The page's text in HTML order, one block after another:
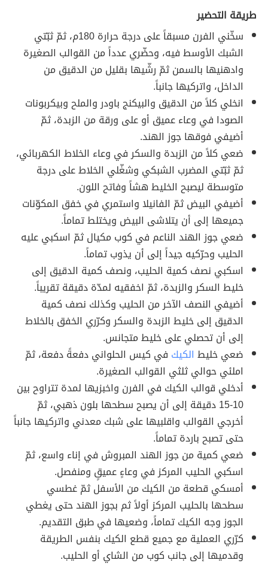
طريقة التحضير
سخّني الفرن مسبقاً على درجة حرارة 180م، ثمّ ثبّتي
الشبك الأوسط فيه، وحضّري عدداً من القوالب الصغيرة
وادهنيها بالسمن ثمّ رشّيها بقليل من الدقيق من
الداخل، واتركيها جانباً.
انخلي كلاً من الدقيق والبيكنج باودر والملح وبيكربونات
الصودا في وعاء عميق أو على ورقة من الزبدة، ثمّ
أضيفي فوقها جوز الهند.
ضعي كلاً من الزبدة والسكر في وعاء الخلاط الكهربائي،
ثمّ ثبّتي المضرب الشبكي وشغّلي الخلاط على درجة
متوسطة ليصبح الخليط هشاً وفاتح اللون.
أضيفي البيض ثمّ الفانيلا واستمري في خفق المكوّنات
جميعها إلى أن يتلاشى البيض ويختلط تماماً.
ضعي جوز الهند الناعم في كوب مكيال ثمّ اسكبي عليه
الحليب وحرّكيه جيداً إلى أن يذوب تماماً.
اسكبي نصف كمية الحليب، ونصف كمية الدقيق إلى
خليط السكر والزبدة، ثمّ اخفقيه لمدّة دقيقة تقريباً.
أضيفي النصف الآخر من الحليب وكذلك نصف كمية
الدقيق إلى خليط الزبدة والسكر وكرّري الخفق بالخلاط
إلى أن تحصلي على خليط متجانس.
ضعي خليط الكيك في كيس الحلواني دفعةً دفعة، ثمّ
املئي حوالي ثلثي القوالب الصغيرة.
أدخلي قوالب الكيك في الفرن واخبزيها لمدة تتراوح بين
10-15 دقيقة إلى أن يصبح سطحها بلون ذهبي، ثمّ
أخرجي القوالب واقلبيها على شبك معدني واتركيها جانباً
حتى تصبح باردة تماماً.
ضعي كمية من جوز الهند المبروش في إناء واسع، ثمّ
اسكبي الحليب المركز في وعاءٍ عميقٍ ومنفصل.
أمسكي قطعة من الكيك من الأسفل ثمّ غطسي
سطحها بالحليب المركز أولاً ثم بجوز الهند حتى يغطي
الجوز وجه الكيك تماماً، وضعيها في طبق التقديم.
كرّري العملية مع جميع قطع الكيك بنفس الطريقة
وقدميها إلى جانب كوب من الشاي أو الحليب.